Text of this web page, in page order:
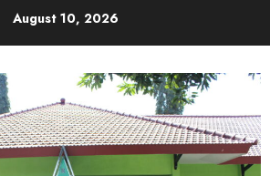
August 10, 2026